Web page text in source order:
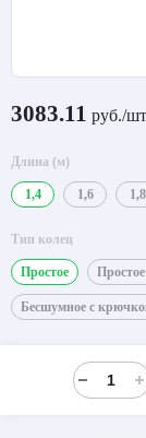
3083.11 руб./шт
Длина (м)
1,4 1,6 1,8
Тип колец
Простое
Бесшумное с